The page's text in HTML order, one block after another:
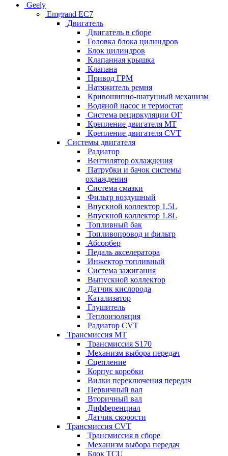
Geely
Emgrand EC7
Двигатель
Двигатель в сборе
Головка блока цилиндров
Блок цилиндров
Клапанная крышка
Клапана
Привод ГРМ
Натяжитель ремня
Кривошипно-шатунный механизм
Водяной насос и термостат
Система рециркуляции ОГ
Крепление двигателя MT
Крепление двигателя CVT
Системы двигателя
Радиатор
Вентилятор охлаждения
Патрубки и бачок системы
охлаждения
Система смазки
Фильтр воздушный
Впускной коллектор 1.5L
Впускной коллектор 1.8L
Топливный бак
Топливопровод и фильтр
Абсорбер
Педаль акселератора
Инжектор топливный
Система зажигания
Выпускной коллектор
Датчик кислорода
Катализатор
Глушитель
Теплоизоляция
Радиатор CVT
Трансмиссия MT
Трансмиссия S170
Механизм выбора передач
Сцепление
Корпус коробки
Вилки переключения передач
Первичный вал
Вторичный вал
Дифференциал
Датчик скорости
Трансмиссия CVT
Трансмиссия в сборе
Механизм выбора передач
Блок TCU